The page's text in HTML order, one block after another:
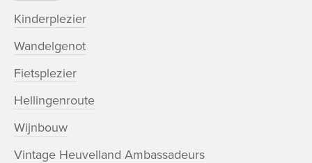
Kinderplezier
Wandelgenot
Fietsplezier
Hellingenroute
Wijnbouw
Vintage Heuvelland Ambassadeurs